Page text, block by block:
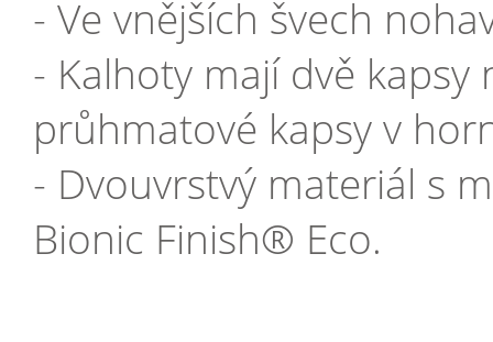
- Ve vnějších švech
- Kalhoty mají dvě
průhmatové kapsy v
- Dvouvrstvý materiál s
Bionic Finish® Eco.